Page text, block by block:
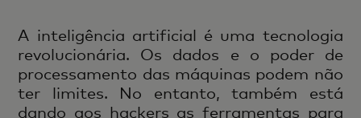
A inteligência artificial é uma tecnologia
revolucionária. Os dados e o poder de
processamento das máquinas podem não
ter limites. No entanto, também está
dando aos hackers as ferramentas para